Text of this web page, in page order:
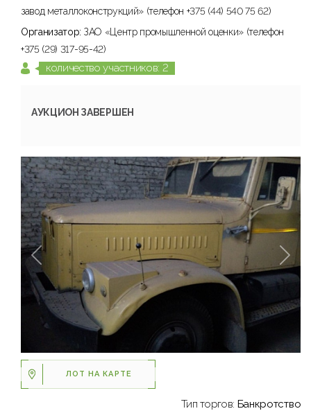
ЛОТ НА КАРТЕ
завод металлоконструкций» (телефон +375 (44) 540 75 62)
Организатор: ЗАО «Центр промышленной оценки» (телефон
+375 (29) 317-95-42)
количество участников: 2
АУКЦИОН ЗАВЕРШЕН
Тип торгов: Банкротство